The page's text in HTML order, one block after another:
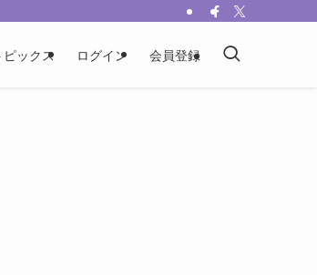
ックス ログイン 会員登録